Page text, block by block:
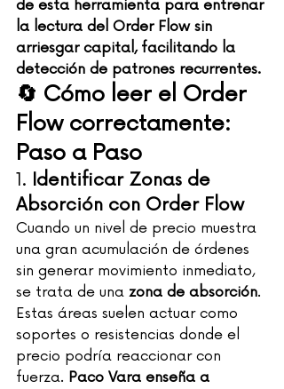
de esta herramienta para entrenar
la lectura del Order Flow sin
arriesgar capital, facilitando la
detección de patrones recurrentes.
🔄 Cómo leer el Order
Flow correctamente:
Paso a Paso
1. Identificar Zonas de
Absorción con Order Flow
Cuando un nivel de precio muestra
una gran acumulación de órdenes
sin generar movimiento inmediato,
se trata de una zona de absorción.
Estas áreas suelen actuar como
soportes o resistencias donde el
precio podría reaccionar con
fuerza. Paco Vara enseña a